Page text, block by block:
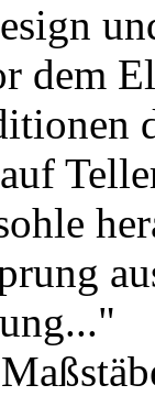
dem